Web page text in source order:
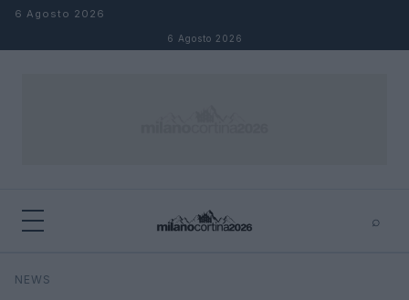
Salta al contenuto
6 Agosto 2026
6 Agosto 2026
⌕
Cerca
NEWS